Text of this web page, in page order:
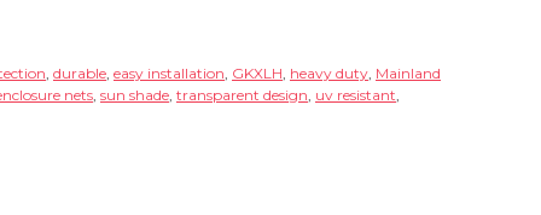
, durable, easy installation, GKXLH, heavy duty, Mainland
nets, sun shade, transparent design, uv resistant,